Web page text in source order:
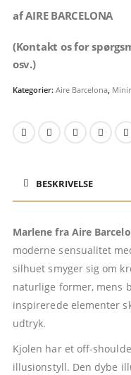
af AIRE BARCELONA
(Kontakt os for
osv.)
Kategorier: Aire Barcelona,
BESKRIVELSE
Marlene fra Aire
moderne sensualitet
silhuet smyger sig om
naturlige former, mens
inspirerede elementer
udtryk.
Kjolen har et off-
illusionstyll. Den dybe